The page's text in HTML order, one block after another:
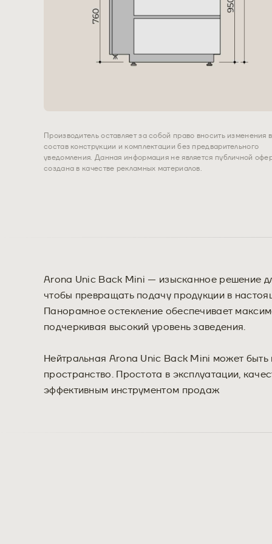
Производитель оставляет за собой право вносить изменения в
состав конструкции и комплектации без предварительного
уведомления. Данная информация не является публичной
создана в качестве рекламных материалов.
Arona Unic Back Mini — изысканное решение
чтобы превращать подачу продукции в
Панорамное остекление обеспечивает
подчеркивая высокий уровень заведения.
Нейтральная Arona Unic Back Mini может
пространство. Простота в эксплуатации,
эффективным инструментом продаж